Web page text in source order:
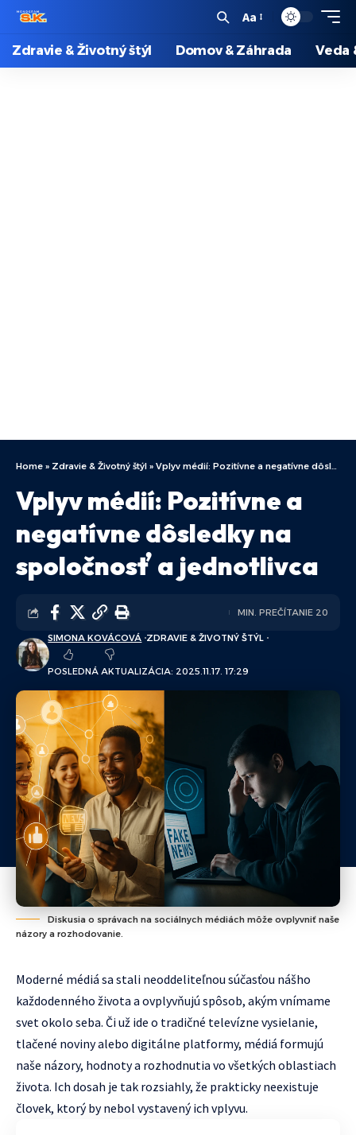
Aa
Zdravie & Životný štýl Domov & Záhrada Veda
Home » Zdravie & Životný štýl » Vplyv médií: Pozitívne a negatívne dôsledky na spoločnosť a jednotlivca
Vplyv médií: Pozitívne a
negatívne dôsledky na
spoločnosť a jednotlivca
POSLEDNÁ AKTUALIZÁCIA: 2025.11.17. 17:29
SIMONA KOVÁCOVÁ ZDRAVIE & ŽIVOTNÝ ŠTÝL
MIN. PREČÍTANIE 20
Diskusia o správach na sociálnych médiách môže ovplyvniť naše
názory a rozhodovanie.
Moderné médiá sa stali neoddeliteľnou súčasťou nášho
každodenného života a ovplyvňujú spôsob, akým vnímame
svet okolo seba. Či už ide o tradičné televízne vysielanie,
tlačené noviny alebo digitálne platformy, médiá formujú
naše názory, hodnoty a rozhodnutia vo všetkých oblastiach
života. Ich dosah je tak rozsiahly, že prakticky neexistuje
človek, ktorý by nebol vystavený ich vplyvu.